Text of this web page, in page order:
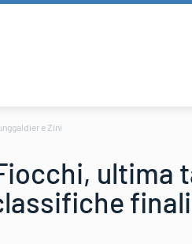
e Zini
ultima